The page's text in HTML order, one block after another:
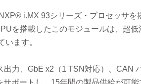
i.MX 93シリーズ・プロセッサを
を搭載したこのモジュールは、超低
ます。
力、GbE x2（1 TSN対応）、CAN
ポートし、15年間の製品供給が可能